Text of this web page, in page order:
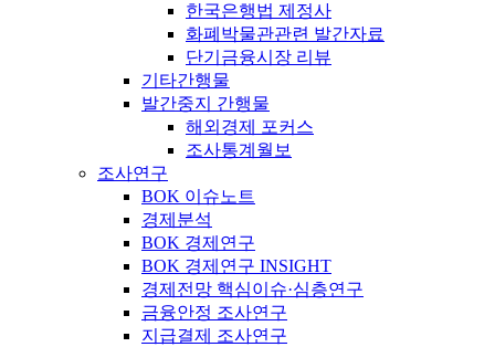
한국은행법 제정사
화폐박물관관련 발간자료
단기금융시장 리뷰
기타간행물
발간중지 간행물
해외경제 포커스
조사통계월보
조사연구
BOK 이슈노트
경제분석
BOK 경제연구
BOK 경제연구 INSIGHT
경제전망 핵심이슈·심층연구
금융안정 조사연구
지급결제 조사연구